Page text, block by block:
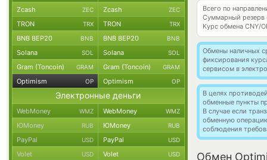
Всего по
Суммарный резерв
Курс обмена CNY/
Обмены наличных
фиксирования
сервисом в
В целях
обменные пункты
В случае если
обменную
соблюдения
Обмен
Zcash ZEC Zcash ZEC
TRON TRX TRON TRX
BNB BEP20 BNB BNB BEP20 BNB
Solana SOL Solana SOL
Gram (Toncoin) GRAM Gram (Toncoin) GRAM
Optimism OP Optimism OP
Электронные деньги
WebMoney WMZ WebMoney WMZ
ЮMoney RUB ЮMoney RUB
PayPal USD PayPal USD
Volet USD Volet USD